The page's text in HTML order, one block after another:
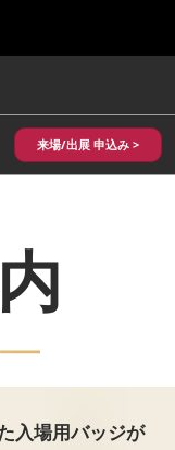
Exhibition Hall, Japan
来場/出展 申込み >
入場用バッジが